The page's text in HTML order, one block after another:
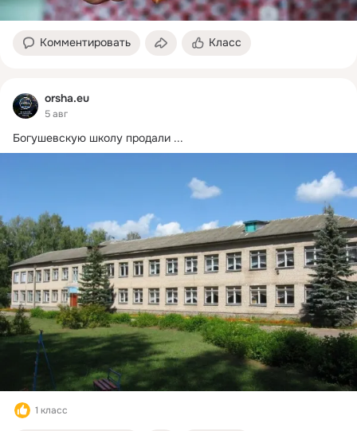
Комментировать Класс
orsha.eu
5 авг
Богушевскую школу продали ...
1 класс